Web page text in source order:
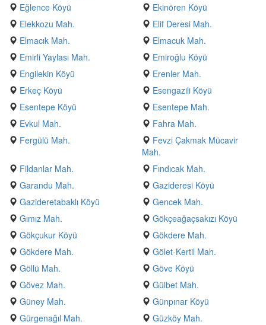
Eğlence Köyü
Ekinören Köyü
Elekkozu Mah.
Elif Deresi Mah.
Elmacık Mah.
Elmacuk Mah.
Emirli Yaylası Mah.
Emiroğlu Köyü
Engilekin Köyü
Erenler Mah.
Erkeç Köyü
Esengazili Köyü
Esentepe Köyü
Esentepe Mah.
Evkul Mah.
Fahra Mah.
Fergülü Mah.
Fevzi Çakmak Mücavir
Mah.
Fildanlar Mah.
Fındıcak Mah.
Garandu Mah.
Gazideresi Köyü
Gazideretabaklı Köyü
Gencek Mah.
Gımız Mah.
Gökçeağaçsakızı Köyü
Gökçukur Köyü
Gökdere Mah.
Gökdere Mah.
Gölet-Kertil Mah.
Göllü Mah.
Göve Köyü
Gövez Mah.
Gülbet Mah.
Güney Mah.
Günpınar Köyü
Gürgenağıl Mah.
Güzköy Mah.